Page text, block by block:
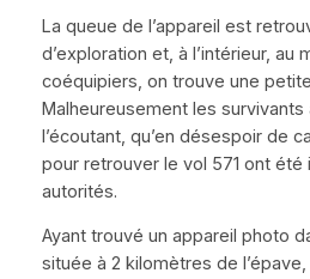
La queue de l’appareil est
d’exploration et, à l’intérieur, au
coéquipiers, on trouve une
Malheureusement les survivants
l’écoutant, qu’en désespoir de
pour retrouver le vol 571 ont été
autorités.
Ayant trouvé un appareil photo
située à 2 kilomètres de